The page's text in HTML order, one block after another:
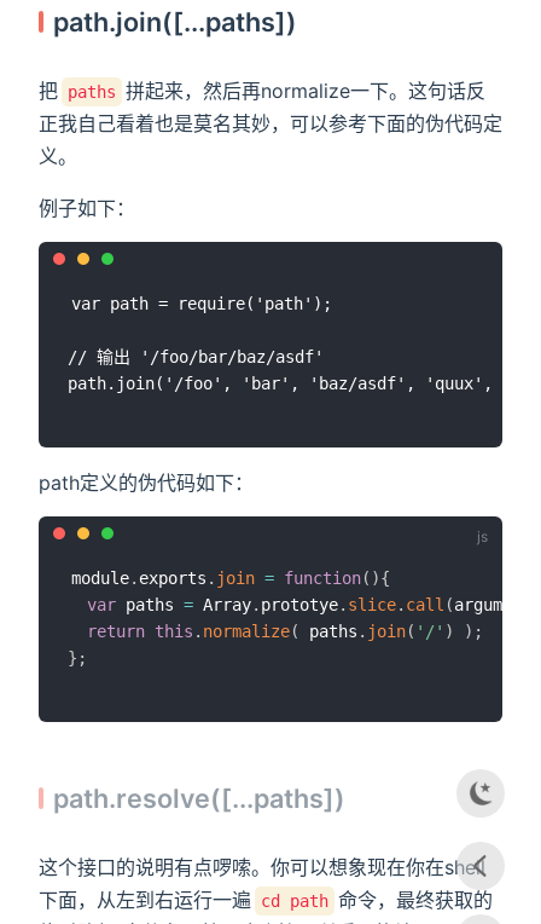
path.join([...paths])
把 paths 拼起来，然后再normalize一下。这句话反
正我自己看着也是莫名其妙，可以参考下面的伪代码定
义。
例子如下：
var path = require('path');
// 输出 '/foo/bar/baz/asdf'
path定义的伪代码如下：
module. exports . join = function( ){
var paths = Array. prototye. slice. call (arguments
return this . normalize( paths . join( '/' ) ) ;
} ;
path.resolve([...paths])
这个接口的说明有点啰嗦。你可以想象现在你在shell
下面，从左到右运行一遍
cd path 命令，最终获取的